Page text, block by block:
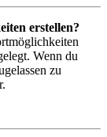
erstellen?
Wenn du
zu